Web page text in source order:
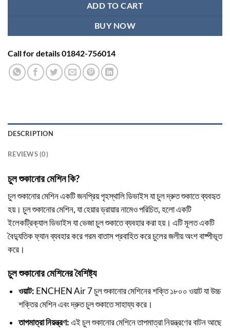
ADD TO CART
BUY NOW
Call for details 01842-756014
DESCRIPTION
REVIEWS (0)
চুল শুকানোর মেশিন কি?
চুল শুকানোর মেশিন একটি জনপ্রিয় গৃহস্থালি ডিভাইস যা চুল দ্রুত শুকাতে ব্যবহৃত
হয়। চুল শুকানোর মেশিন, যা হেয়ার ড্রায়ার নামেও পরিচিত, হলো একটি
ইলেকট্রিক্যাল ডিভাইস যা ভেজা চুল শুকাতে ব্যবহার করা হয়। এটি মূলত একটি
বৈদ্যুতিক ফ্যান ব্যবহার করে গরম বাতাস প্রবাহিত করে চুলের জলীয় অংশ বাষ্পীভূত
করে।
চুল শুকানোর মেশিনের বৈশিষ্ট্য
ওয়াট: ENCHEN Air 7 চুল শুকানোর মেশিনের শক্তি ১৮০০ ওয়াট যা উচ্চ
শক্তির মেশিন এবং দ্রুত চুল শুকাতে সাহায্য করে।
তাপমাত্রা নিয়ন্ত্রণ:এই চুল শুকানোর মেশিনে তাপমাত্রা নিয়ন্ত্রণের বাটন আছে